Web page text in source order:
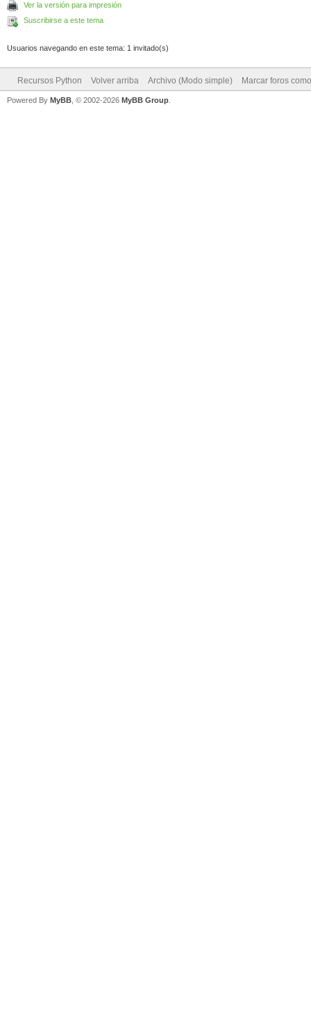
Ver la versión para impresión
Suscribirse a este tema
Usuarios navegando en este tema: 1 invitado(s)
Recursos Python Volver arriba Archivo (Modo simple) Marcar foros
Powered By MyBB , © 2002-2026 MyBB Group